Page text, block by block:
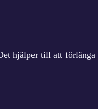
hjälper till att